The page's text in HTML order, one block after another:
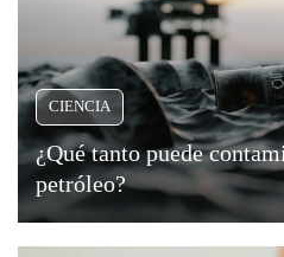
CIENCIA
¿Qué tanto puede
petróleo?